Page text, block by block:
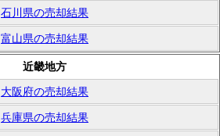
石川県の売却結果
富山県の売却結果
近畿地方
大阪府の売却結果
兵庫県の売却結果